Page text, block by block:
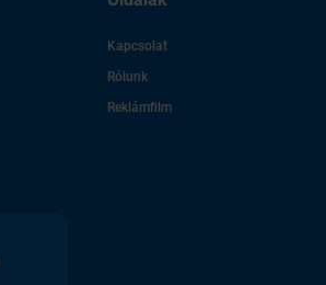
Kapcsolat
Rólunk
Reklámfilm